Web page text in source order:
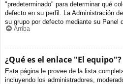
"predeterminado" para determinar qué
defecto en su perfil. La Administración
su grupo por defecto mediante su Panel
Arriba
¿Qué es el enlace "El equipo"?
Esta página le provee de la lista
incluyendo los administradores,